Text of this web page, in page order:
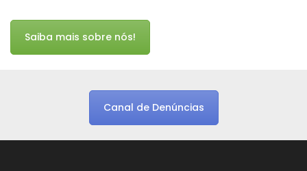
Saiba mais sobre nós!
Canal de Denúncias